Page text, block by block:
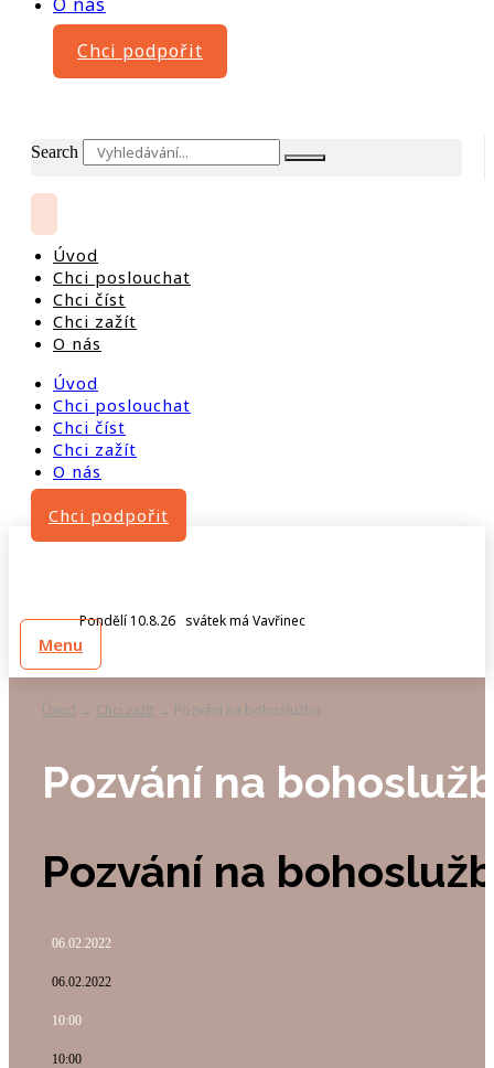
Chci podpořit
Search
Úvod
Chci poslouchat
Chci číst
Chci zažít
O nás
Úvod
Chci poslouchat
Chci číst
Chci zažít
O nás
Chci podpořit
Pondělí 10.8.26 svátek má Vavřinec
Menu
Úvod → Chci zažít → Pozvání na bohoslužbu
Pozvání na
Pozvání na
06.02.2022
06.02.2022
10:00
10:00